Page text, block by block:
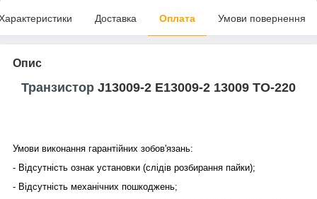
Доставка Оплата Умови повернення
Опис
Транзистор J13009-2 E13009-2 13009 TO-220
Умови виконання гарантійних зобов'язань:
- Відсутність ознак установки (слідів розбирання пайки);
- Відсутність механічних пошкоджень;